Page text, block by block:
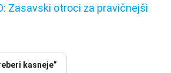
Zasavski otroci za pravičnejši
kasneje”